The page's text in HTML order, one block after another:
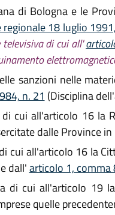
di Bologna e le
18 luglio
di cui all'
sanzioni nelle
n. 21 (Disciplina
cui all'articolo 16 la
dalle Province
cui all'articolo 16 la
dall'articolo 1, comma
di cui all'articolo 19
quelle